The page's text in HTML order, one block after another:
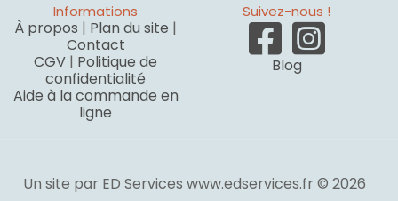
Informations
À propos | Plan du site |
Contact
CGV | Politique de
confidentialité
Aide à la commande en
ligne
Suivez-nous !
Blog
Un site par ED Services www.edservices.fr © 2026